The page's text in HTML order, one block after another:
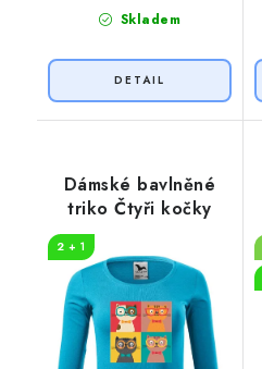
Skladem
Dámské bavlněné
triko Čtyři kočky
2 + 1